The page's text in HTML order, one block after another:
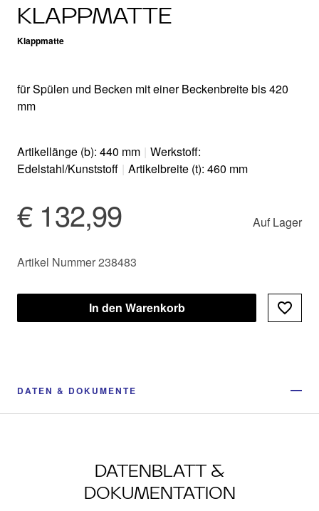
KLAPPMATTE
Klappmatte
für Spülen und Becken mit einer Beckenbreite bis 420
mm
Artikellänge (b): 440 mm | Werkstoff:
Edelstahl/Kunststoff | Artikelbreite (t): 460 mm
€ 132,99 Auf Lager
Artikel Nummer 238483
In den Warenkorb
DATEN & DOKUMENTE
DATENBLATT &
DOKUMENTATION